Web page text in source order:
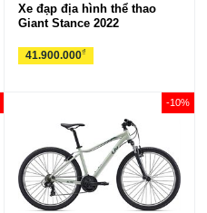
Xe đạp địa hình thể thao
Giant Stance 2022
41.900.000₫
-10%